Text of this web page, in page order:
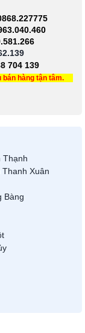
704 139
hàng tận tâm.
Thạnh
Xuân
Bàng